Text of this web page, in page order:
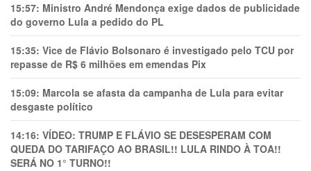
15:57: Ministro André Mendonça exige dados de publicidade
do governo Lula a pedido do PL
15:35: Vice de Flávio Bolsonaro é investigado pelo TCU por
repasse de R$ 6 milhões em emendas Pix
15:09: Marcola se afasta da campanha de Lula para evitar
desgaste político
14:16: VÍDEO: TRUMP E FLÁVIO SE DESESPERAM COM
QUEDA DO TARIFAÇO AO BRASIL!! LULA RINDO À TOA!!
SERÁ NO 1° TURNO!!